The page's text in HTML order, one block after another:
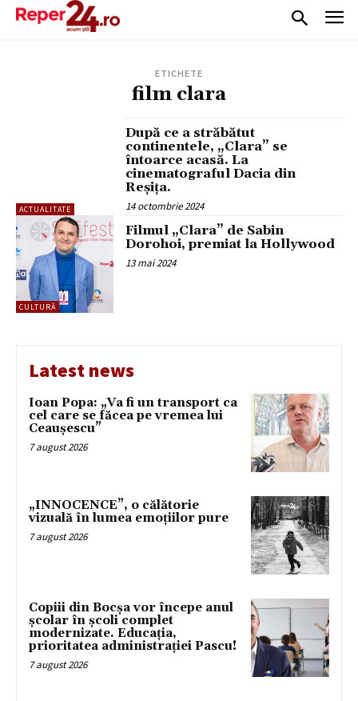
ETICHETE
film clara
ACTUALITATE
După ce a străbătut
continentele, „Clara” se
întoarce acasă. La
cinematograful Dacia din
Reșița.
14 octombrie 2024
CULTURĂ
Filmul „Clara” de Sabin
Dorohoi, premiat la Hollywood
13 mai 2024
Latest news
Ioan Popa: „Va fi un transport ca
cel care se făcea pe vremea lui
Ceaușescu”
7 august 2026
„INNOCENCE”, o călătorie
vizuală în lumea emoțiilor pure
7 august 2026
Copiii din Bocșa vor începe anul
școlar în școli complet
modernizate. Educația,
prioritatea administrației Pascu!
7 august 2026